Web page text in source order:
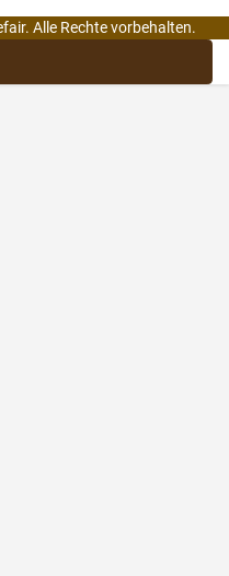
Alle Rechte vorbehalten.